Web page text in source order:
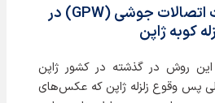
نمونه‌های شکست اتصالات جوشی (GPW) در
کوبه ژاپن
روش در گذشته در کشور ژاپن
پس وقوع زلزله ژاپن که عکس‌های